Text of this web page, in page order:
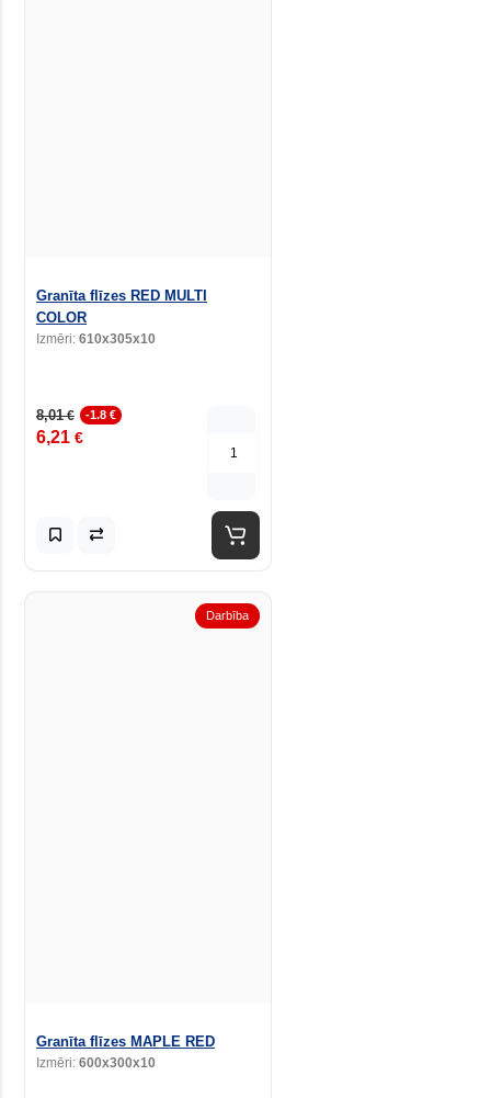
Granīta flīzes RED MULTI
COLOR
Izmēri: 610x305x10
8,01€ -1.8 €
6,21 €
Darbība
Granīta flīzes MAPLE RED
Izmēri: 600x300x10